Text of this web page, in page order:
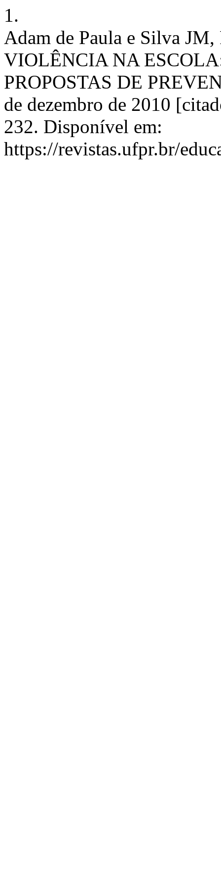
1.
Adam de Paula e Silva
VIOLÊNCIA NA
PROPOSTAS DE
de dezembro de 2010
232. Disponível em:
https://revistas.ufpr.br/